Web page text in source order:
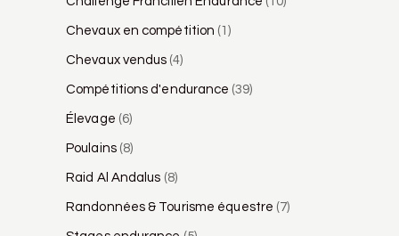
Chevaux en compétition (1)
Chevaux vendus (4)
Compétitions d'endurance (39)
Élevage (6)
Poulains(8)
Raid Al Andalus (8)
Randonnées & Tourisme équestre (7)